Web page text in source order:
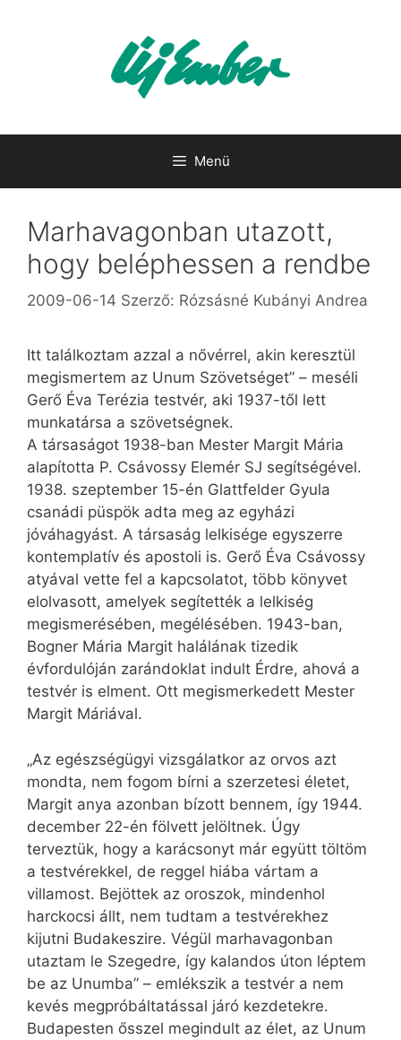
Menü
Marhavagonban utazott,
hogy beléphessen a rendbe
2009-06-14 Szerző: Rózsásné Kubányi Andrea
Itt találkoztam azzal a nővérrel, akin keresztül
megismertem az Unum Szövetséget” – meséli
Gerő Éva Terézia testvér, aki 1937-től lett
munkatársa a szövetségnek.
A társaságot 1938-ban Mester Margit Mária
alapította P. Csávossy Elemér SJ segítségével.
1938. szeptember 15-én Glattfelder Gyula
csanádi püspök adta meg az egyházi
jóváhagyást. A társaság lelkisége egyszerre
kontemplatív és apostoli is. Gerő Éva Csávossy
atyával vette fel a kapcsolatot, több könyvet
elolvasott, amelyek segítették a lelkiség
megismerésében, megélésében. 1943-ban,
Bogner Mária Margit halálának tizedik
évfordulóján zarándoklat indult Érdre, ahová a
testvér is elment. Ott megismerkedett Mester
Margit Máriával.
„Az egészségügyi vizsgálatkor az orvos azt
mondta, nem fogom bírni a szerzetesi életet,
Margit anya azonban bízott bennem, így 1944.
december 22-én fölvett jelöltnek. Úgy
terveztük, hogy a karácsonyt már együtt töltöm
a testvérekkel, de reggel hiába vártam a
villamost. Bejöttek az oroszok, mindenhol
harckocsi állt, nem tudtam a testvérekhez
kijutni Budakeszire. Végül marhavagonban
utaztam le Szegedre, így kalandos úton léptem
be az Unumba” – emlékszik a testvér a nem
kevés megpróbáltatással járó kezdetekre.
Budapesten ősszel megindult az élet, az Unum